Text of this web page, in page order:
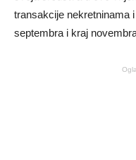
transakcije nekretninama
septembra i kraj